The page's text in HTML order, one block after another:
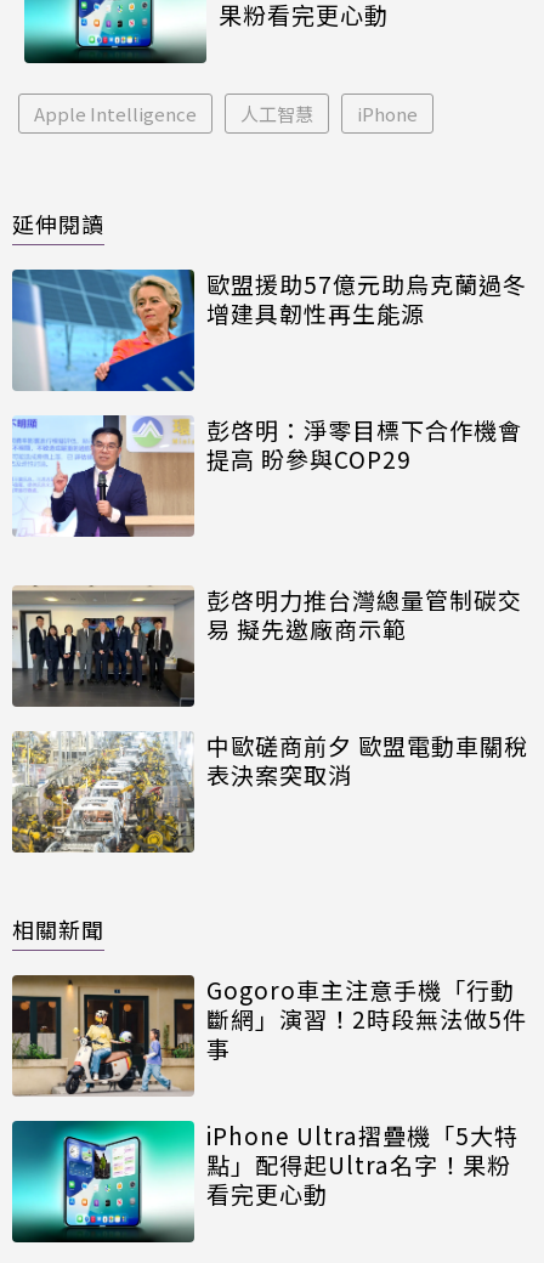
果粉看完更心動
Apple Intelligence 人工智慧 iPhone
延伸閱讀
歐盟援助57億元助烏克蘭過冬
增建具韌性再生能源
彭啓明：淨零目標下合作機會
提高 盼參與COP29
彭啓明力推台灣總量管制碳交
易 擬先邀廠商示範
中歐磋商前夕 歐盟電動車關稅
表決案突取消
相關新聞
Gogoro車主注意手機「行動
斷網」演習！2時段無法做5件
事
iPhone Ultra摺疊機「5大特
點」配得起Ultra名字！果粉
看完更心動